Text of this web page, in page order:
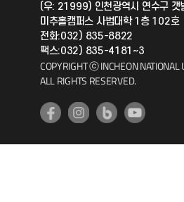
공자아카데미
기초교육원
(우: 21999) 인천광역시 연수구 갯
미추홀캠퍼스 사범대학 1층 102호
전화:032) 835-8822
팩스:032) 835-4181~3
COPYRIGHT ⓒ INCHEON NATIONAL
ALL RIGHTS RESERVED.